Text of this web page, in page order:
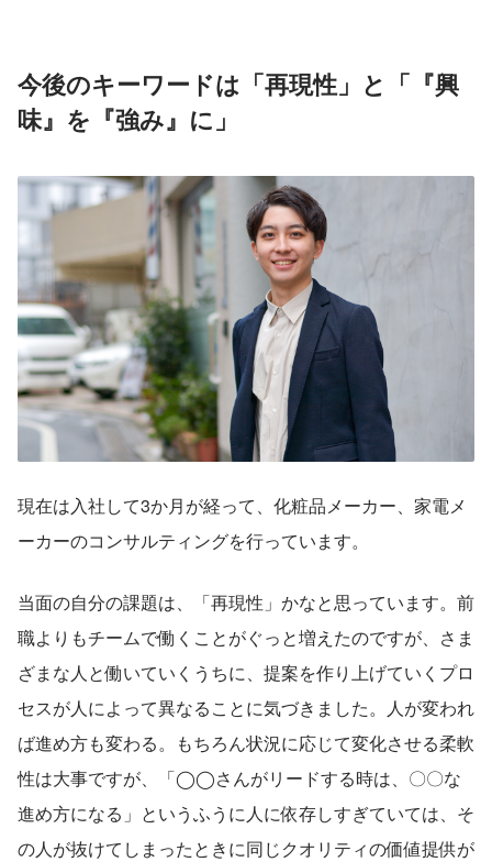
今後のキーワードは「再現性」と「『興
味』を『強み』に」
現在は入社して3か月が経って、化粧品メーカー、家電メ
ーカーのコンサルティングを行っています。
当面の自分の課題は、「再現性」かなと思っています。前
職よりもチームで働くことがぐっと増えたのですが、さま
ざまな人と働いていくうちに、提案を作り上げていくプロ
セスが人によって異なることに気づきました。人が変われ
ば進め方も変わる。もちろん状況に応じて変化させる柔軟
性は大事ですが、「◯◯さんがリードする時は、〇〇な
進め方になる」というふうに人に依存しすぎていては、そ
の人が抜けてしまったときに同じクオリティの価値提供が